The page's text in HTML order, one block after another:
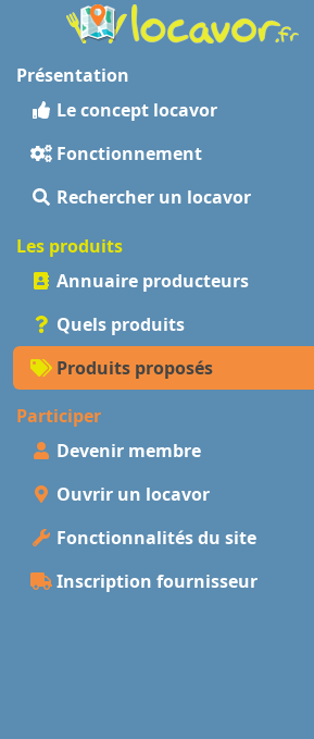
Présentation
Le concept locavor
Fonctionnement
Rechercher un locavor
Les produits
Annuaire producteurs
Quels produits
Produits proposés
Participer
Devenir membre
Ouvrir un locavor
Fonctionnalités du site
Inscription fournisseur